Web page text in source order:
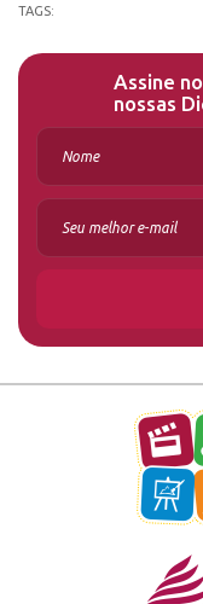
TAGS:
Assine
nossas